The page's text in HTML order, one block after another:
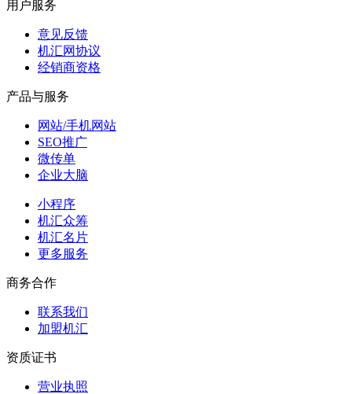
用户服务
意见反馈
机汇网协议
经销商资格
产品与服务
网站/手机网站
SEO推广
微传单
企业大脑
小程序
机汇众筹
机汇名片
更多服务
商务合作
联系我们
加盟机汇
资质证书
营业执照